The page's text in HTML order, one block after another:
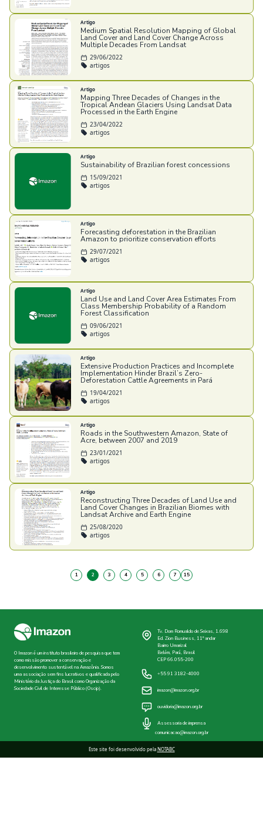
Artigo
Medium Spatial Resolution Mapping of Global
Land Cover and Land Cover Change Across
Multiple Decades From Landsat
29/06/2022
artigos
Artigo
Mapping Three Decades of Changes in the
Tropical Andean Glaciers Using Landsat Data
Processed in the Earth Engine
23/04/2022
artigos
Artigo
Sustainability of Brazilian forest concessions
15/09/2021
artigos
Artigo
Forecasting deforestation in the Brazilian
Amazon to prioritize conservation efforts
29/07/2021
artigos
Artigo
Land Use and Land Cover Area Estimates From
Class Membership Probability of a Random
Forest Classification
09/06/2021
artigos
Artigo
Extensive Production Practices and Incomplete
Implementation Hinder Brazil’s Zero-
Deforestation Cattle Agreements in Pará
19/04/2021
artigos
Artigo
Roads in the Southwestern Amazon, State of
Acre, between 2007 and 2019
23/01/2021
artigos
Artigo
Reconstructing Three Decades of Land Use and
Land Cover Changes in Brazilian Biomes with
Landsat Archive and Earth Engine
25/08/2020
artigos
1 2 3 4 5 6 7 15
O Imazon é um instituto brasileiro de pesquisa que tem
como missão promover a conservação e
desenvolvimento sustentável na Amazônia. Somos
uma associação sem fins lucrativos e qualificada pelo
Ministério da Justiça do Brasil como Organização da
Sociedade Civil de Interesse Público (Oscip).
Tv. Dom Romualdo de Seixas, 1.698
Ed. Zion Business, 11º andar
Bairro Umarizal
Belém, Pará, Brasil
CEP 66.055-200
+55 91 3182-4000
imazon@imazon.org.br
ouvidoria@imazon.org.br
Assessoria de imprensa
comunicacao@imazon.org.br
Este site foi desenvolvido pelaNOTABC